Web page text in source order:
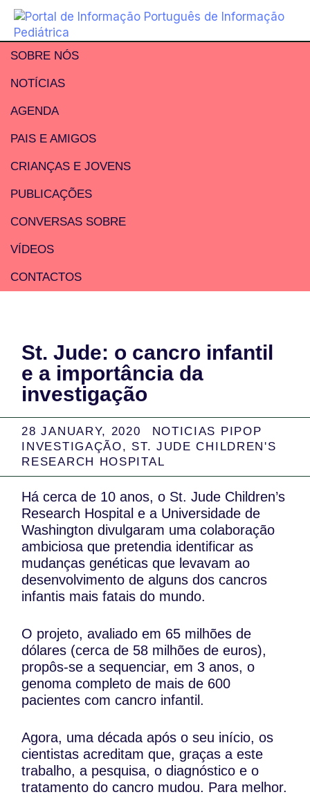
SOBRE NÓS
NOTÍCIAS
AGENDA
PAIS E AMIGOS
CRIANÇAS E JOVENS
PUBLICAÇÕES
CONVERSAS SOBRE
VÍDEOS
CONTACTOS
St. Jude: o cancro infantil
e a importância da
investigação
28 JANUARY, 2020
NOTICIAS PIPOP
INVESTIGAÇÃO, ST. JUDE CHILDREN'S
RESEARCH HOSPITAL
Há cerca de 10 anos, o St. Jude Children’s
Research Hospital e a Universidade de
Washington divulgaram uma colaboração
ambiciosa que pretendia identificar as
mudanças genéticas que levavam ao
desenvolvimento de alguns dos cancros
infantis mais fatais do mundo.
O projeto, avaliado em 65 milhões de
dólares (cerca de 58 milhões de euros),
propôs-se a sequenciar, em 3 anos, o
genoma completo de mais de 600
pacientes com cancro infantil.
Agora, uma década após o seu início, os
cientistas acreditam que, graças a este
trabalho, a pesquisa, o diagnóstico e o
tratamento do cancro mudou. Para melhor.